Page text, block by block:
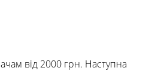
від 2000 грн. Наступна